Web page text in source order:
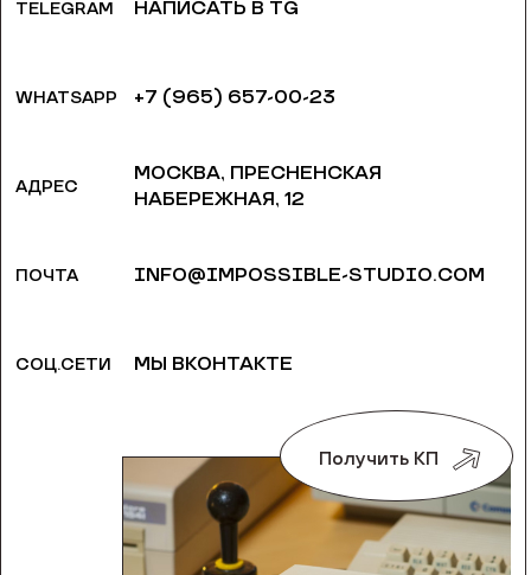
TELEGRAM
WHATSAPP
АДРЕС
ПОЧТА
СОЦ.СЕТИ
НАПИСАТЬ В TG
+7 (965) 657-00-23
МОСКВА, ​ПРЕСНЕНСКАЯ
НАБЕРЕЖНАЯ, 12
INFO@IMPOSSIBLE-STUDIO.COM
МЫ ВКОНТАКТЕ
Получить КП